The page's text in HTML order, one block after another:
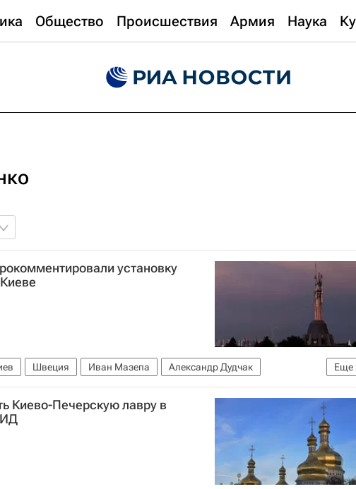
Общество Происшествия Армия Наука
установку
Еще
Швеция Иван Мазепа
Александр Дудчак
Русская православная церковь
Киево-Печерскую лавру в